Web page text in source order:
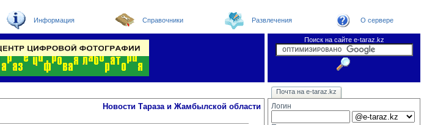
Информация Справочники Развлечения О сервере
Поиск на сайте e-taraz.kz
Новости Погода в Таразе
Телефоный справочник
Видеоконференция
Новости e-taraz
Новости Тараза и Жамбылской области
Почта на e-taraz.kz
Логин